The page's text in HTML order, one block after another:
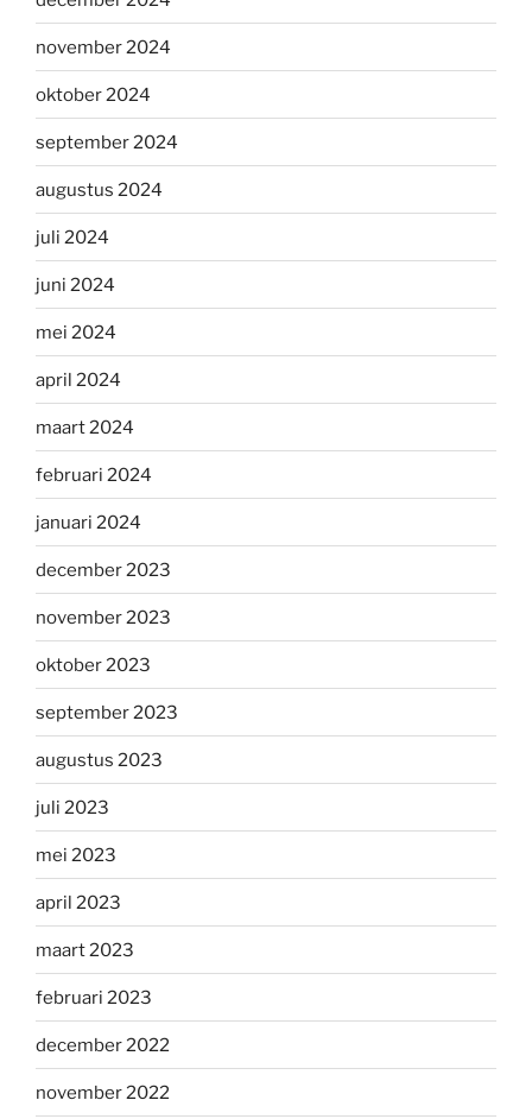
november 2024
oktober 2024
september 2024
augustus 2024
juli 2024
juni 2024
mei 2024
april 2024
maart 2024
februari 2024
januari 2024
december 2023
november 2023
oktober 2023
september 2023
augustus 2023
juli 2023
mei 2023
april 2023
maart 2023
februari 2023
december 2022
november 2022